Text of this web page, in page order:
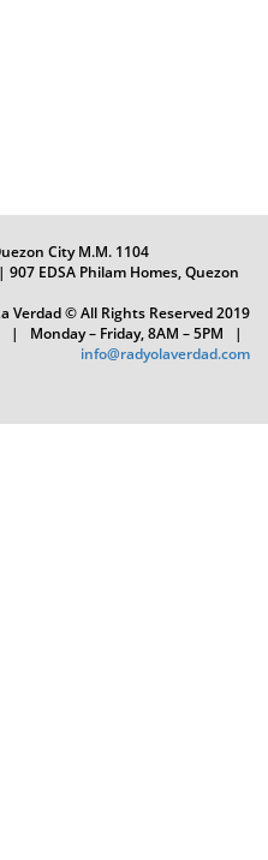
City M.M. 1104
| 907 EDSA Philam Homes, Quezon
Verdad © All Rights Reserved 2019
| Monday – Friday, 8AM – 5PM |
info@radyolaverdad.com